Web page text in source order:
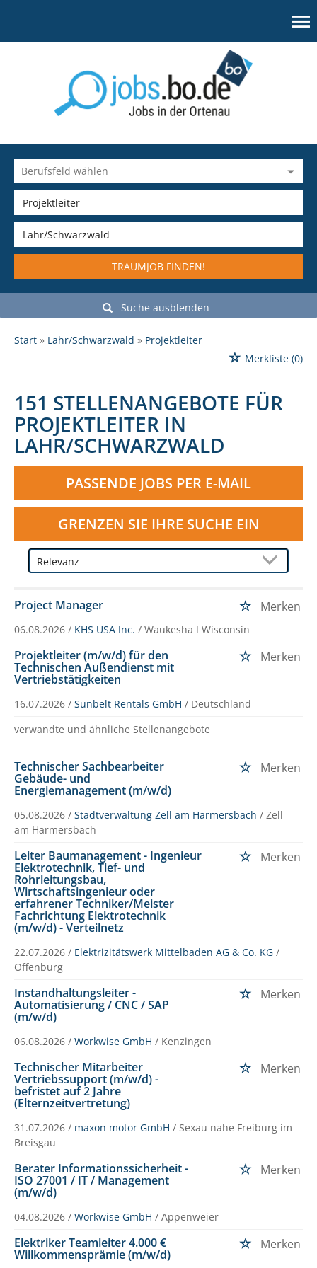
TRAUMJOB FINDEN!
Suche ausblenden
Start Lahr/Schwarzwald
Projektleiter
Merkliste (0)
151 STELLENANGEBOTE FÜR
PROJEKTLEITER IN
LAHR/SCHWARZWALD
PASSENDE JOBS PER E-MAIL
GRENZEN SIE IHRE SUCHE EIN
Project Manager Merken
06.08.2026 / KHS USA Inc. / Waukesha ǀ Wisconsin
Projektleiter (m/w/d) für den
Technischen Außendienst mit
Vertriebstätigkeiten
Merken
16.07.2026 / Sunbelt Rentals GmbH / Deutschland
verwandte und ähnliche Stellenangebote
Technischer Sachbearbeiter
Gebäude- und
Energiemanagement (m/w/d)
Merken
05.08.2026 / Stadtverwaltung Zell am Harmersbach / Zell
am Harmersbach
Leiter Baumanagement - Ingenieur
Elektrotechnik, Tief- und
Rohrleitungsbau,
Wirtschaftsingenieur oder
erfahrener Techniker/Meister
Fachrichtung Elektrotechnik
(m/w/d) - Verteilnetz
Merken
22.07.2026 / Elektrizitätswerk Mittelbaden AG & Co. KG /
Offenburg
Instandhaltungsleiter -
Automatisierung / CNC / SAP
(m/w/d)
Merken
06.08.2026 / Workwise GmbH / Kenzingen
Technischer Mitarbeiter
Vertriebssupport (m/w/d) -
befristet auf 2 Jahre
(Elternzeitvertretung)
Merken
31.07.2026 / maxon motor GmbH / Sexau nahe Freiburg im
Breisgau
Berater Informationssicherheit -
ISO 27001 / IT / Management
(m/w/d)
Merken
04.08.2026 / Workwise GmbH / Appenweier
Elektriker Teamleiter 4.000 €
Willkommensprämie (m/w/d)
Merken